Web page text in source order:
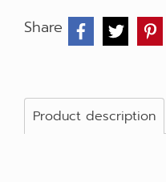
Share
Product description